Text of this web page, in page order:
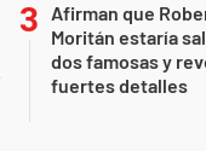
Afirman que
Moritán estaría
dos famosas y
fuertes detalles